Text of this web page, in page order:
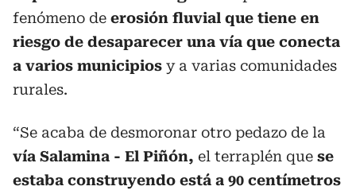
fenómeno de erosión fluvial que tiene en
riesgo de desaparecer una vía que conecta
a varios municipios y a varias comunidades
rurales.
“Se acaba de desmoronar otro pedazo de la
vía Salamina - El Piñón, el terraplén que se
estaba construyendo está a 90 centímetros